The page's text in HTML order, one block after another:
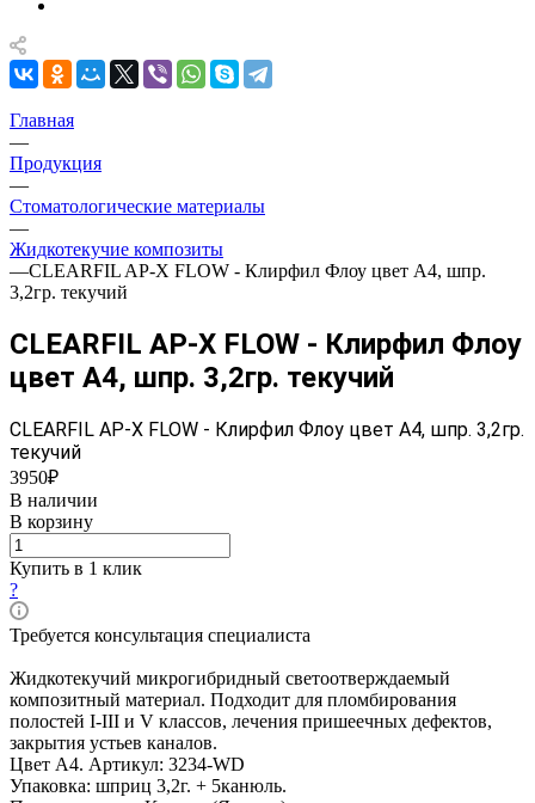
Главная
—
Продукция
—
Стоматологические материалы
—
Жидкотекучие композиты
—CLEARFIL AP-X FLOW - Клирфил Флоу цвет А4, шпр.
3,2гр. текучий
CLEARFIL AP-X FLOW - Клирфил Флоу
цвет А4, шпр. 3,2гр. текучий
CLEARFIL AP-X FLOW - Клирфил Флоу цвет А4, шпр. 3,2гр.
текучий
3950₽
В наличии
В корзину
Купить в 1 клик
?
Требуется консультация специалиста
Жидкотекучий микрогибридный светоотверждаемый
композитный материал. Подходит для пломбирования
полостей I-III и V классов, лечения пришеечных дефектов,
закрытия устьев каналов.
Цвет А4. Артикул: 3234-WD
Упаковка: шприц 3,2г. + 5канюль.